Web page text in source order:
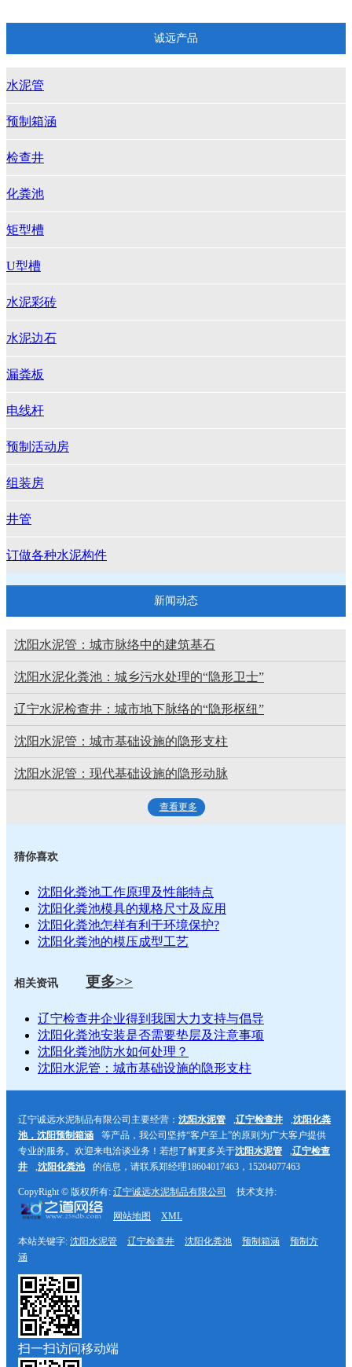
诚远产品
水泥管
预制箱涵
检查井
化粪池
矩型槽
U型槽
水泥彩砖
水泥边石
漏粪板
电线杆
预制活动房
组装房
井管
订做各种水泥构件
新闻动态
沈阳水泥管：城市脉络中的建筑基石
沈阳水泥化粪池：城乡污水处理的“隐形卫士”
辽宁水泥检查井：城市地下脉络的“隐形枢纽”
沈阳水泥管：城市基础设施的隐形支柱
沈阳水泥管：现代基础设施的隐形动脉
查看更多
猜你喜欢
沈阳化粪池工作原理及性能特点
沈阳化粪池模具的规格尺寸及应用
沈阳化粪池怎样有利于环境保护?
沈阳化粪池的模压成型工艺
相关资讯 更多>>
辽宁检查井企业得到我国大力支持与倡导
沈阳化粪池安装是否需要垫层及注意事项
沈阳化粪池防水如何处理？
沈阳水泥管：城市基础设施的隐形支柱
辽宁诚远水泥制品有限公司主要经营： 沈阳水泥管 ,辽宁检查井 ,沈阳化粪
池，沈阳预制箱涵
等产品，我公司坚持“客户至上”的原则为广大客户提供
专业的服务。欢迎来电洽谈业务！若想了解更多关于沈阳水泥管 ,辽宁检查
井
,沈阳化粪池 的信息，请联系郑经理18604017463，15204077463
CopyRight © 版权所有: 辽宁诚远水泥制品有限公司 技术支持:
网站地图 XML
本站关键字: 沈阳水泥管 辽宁检查井 沈阳化粪池 预制箱涵
预制方
涵
扫一扫访问移动端